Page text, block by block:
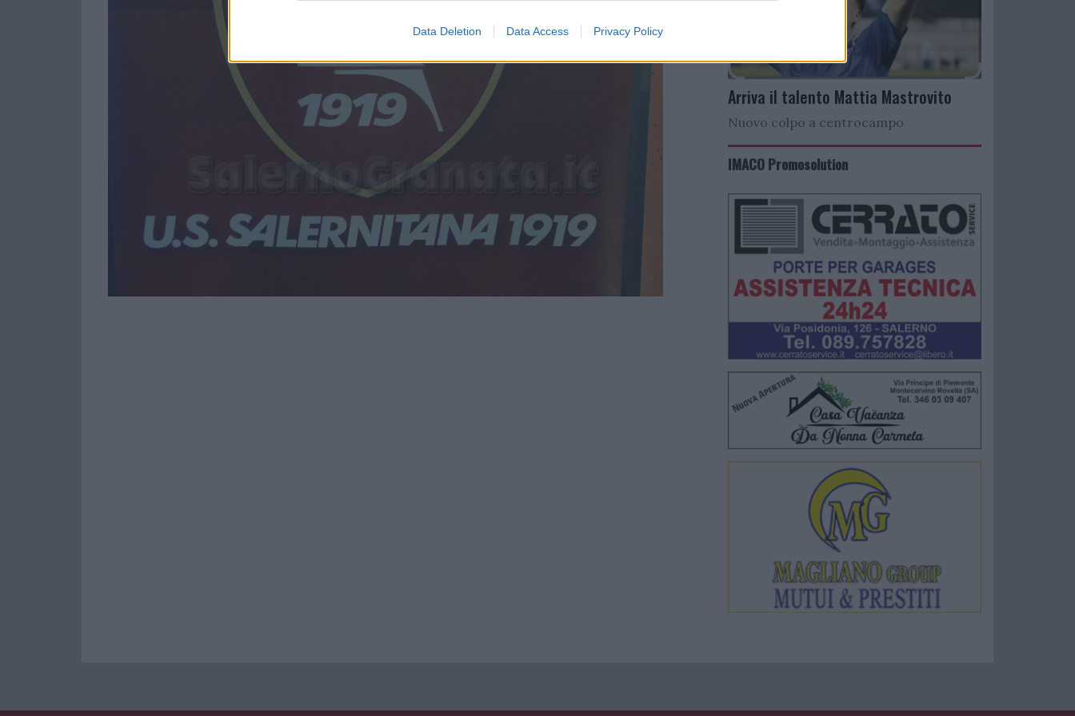
Data Deletion Data Access Privacy Policy
Arriva il talento Mattia Mastrovito
Nuovo colpo a centrocampo
IMACO Promosolution